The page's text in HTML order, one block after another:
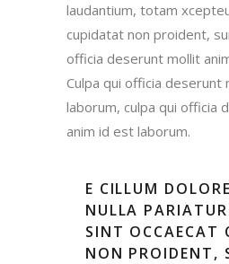
laudantium, totam
cupidatat non proident,
officia deserunt mollit
Culpa qui officia deserunt
laborum, culpa qui officia
anim id est laborum.
E CILLUM
NULLA
SINT OCCAECAT
NON PROIDENT,